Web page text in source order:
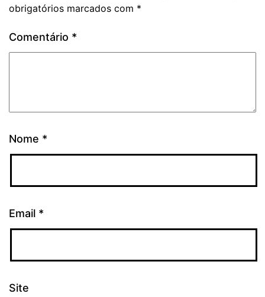
obrigatórios marcados com *
Comentário *
Nome *
Email *
Site